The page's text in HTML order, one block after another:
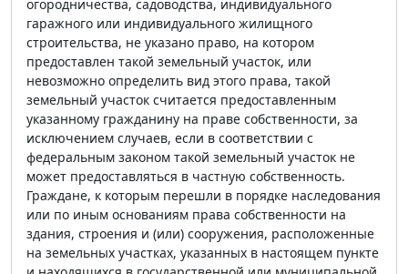
огородничества, садоводства, индивидуального
гаражного или индивидуального жилищного
строительства, не указано право, на котором
предоставлен такой земельный участок, или
невозможно определить вид этого права, такой
земельный участок считается предоставленным
указанному гражданину на праве собственности, за
исключением случаев, если в соответствии с
федеральным законом такой земельный участок не
может предоставляться в частную собственность.
Граждане, к которым перешли в порядке наследования
или по иным основаниям права собственности на
здания, строения и (или) сооружения, расположенные
на земельных участках, указанных в настоящем пункте